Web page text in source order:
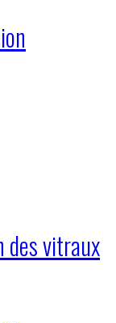
des vitraux